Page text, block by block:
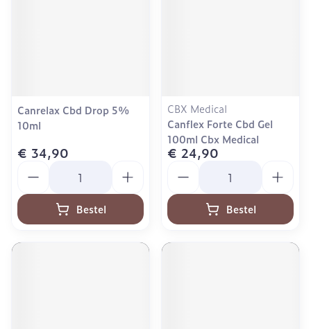
Canrelax Cbd Drop 5%
10ml
€ 34,90
Bestel
CBX Medical
Canflex Forte Cbd Gel
100ml Cbx Medical
€ 24,90
Bestel